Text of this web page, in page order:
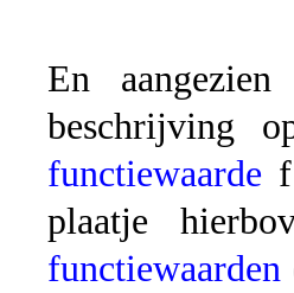
En
beschrijving
functiewaarde
plaatje
functiewaarden